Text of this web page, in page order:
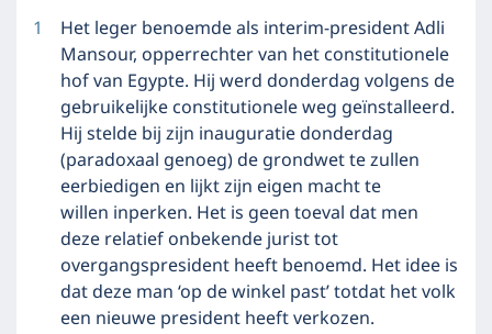
Het leger benoemde als interim-president Adli
Mansour, opperrechter van het constitutionele
hof van Egypte. Hij werd donderdag volgens de
gebruikelijke constitutionele weg geïnstalleerd.
Hij stelde bij zijn inauguratie donderdag
(paradoxaal genoeg) de grondwet te zullen
eerbiedigen en lijkt zijn eigen macht te
willen inperken. Het is geen toeval dat men
deze relatief onbekende jurist tot
overgangspresident heeft benoemd. Het idee is
dat deze man ‘op de winkel past’ totdat het volk
een nieuwe president heeft verkozen.